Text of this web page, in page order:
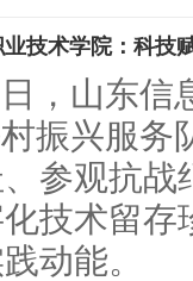
技术学院：科技
山东信息
振兴服务
参观抗
技术留
践动能